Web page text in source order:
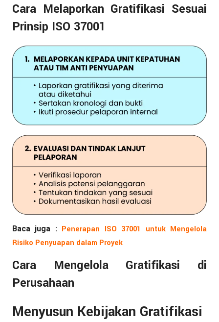
Cara Melaporkan Gratifikasi Sesuai
Prinsip ISO 37001
Baca juga :Penerapan ISO 37001 untuk Mengelola
Risiko Penyuapan dalam Proyek
Cara Mengelola Gratifikasi di
Perusahaan
Menyusun Kebijakan Gratifikasi